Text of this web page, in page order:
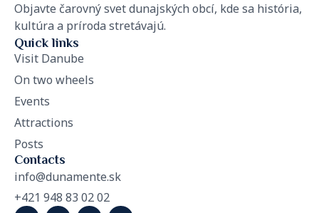
Objavte čarovný svet dunajských obcí, kde sa história,
kultúra a príroda stretávajú.
Quick links
Visit Danube
On two wheels
Events
Attractions
Posts
Contacts
info@dunamente.sk
+421 948 83 02 02